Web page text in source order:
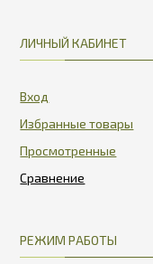
ЛИЧНЫЙ КАБИНЕТ
Вход
Избранные товары
Просмотренные
РЕЖИМ РАБОТЫ